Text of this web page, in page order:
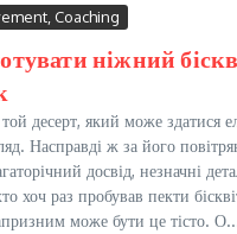
Coaching
ніжний
той десерт, який може здатися
Насправді ж за його
досвід, незначні
хоч раз пробував пекти
може бути це тісто.